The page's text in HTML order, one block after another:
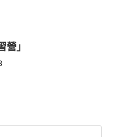
營」